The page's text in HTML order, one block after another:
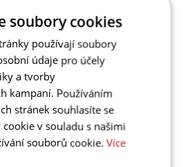
Suzuki
z.ú.
ŠMAK s.r.o.
s.r.o.
pod Radhoštěm
Břeclav
soubory cookies
používají soubory
údaje pro účely
a tvorby
kampaní. Používáním
stránek souhlasíte se
v souladu s našimi
souborů cookie.Více